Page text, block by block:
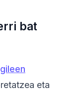
bat
eta